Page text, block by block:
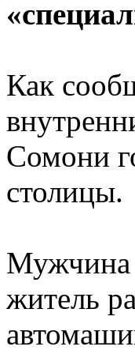
Как
Сомони
столицы.
Мужчина
житель